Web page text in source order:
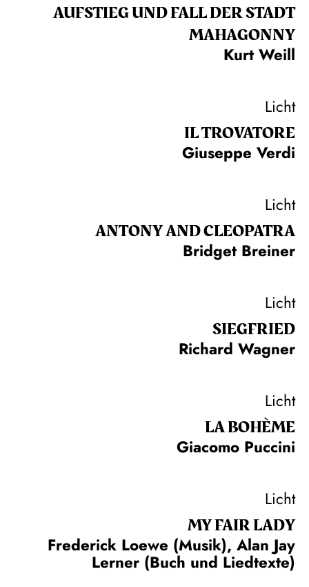
AUFSTIEG UND FALL DER STADT
MAHAGONNY
Kurt Weill
Licht
IL TROVA­TORE
Giuseppe Verdi
Licht
ANTONY AND CLEOPATRA
Bridget Breiner
Licht
SIEG­FRIED
Richard Wagner
Licht
LA BOHÈME
Giacomo Puccini
Licht
MY FAIR LADY
Frederick Loewe (Musik), Alan Jay
Lerner (Buch und Liedtexte)